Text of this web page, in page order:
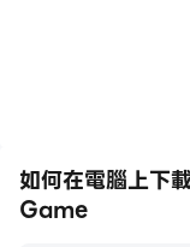
如何在電腦上
Game